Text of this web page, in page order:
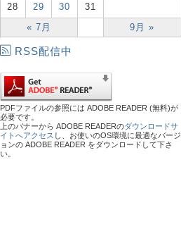
« 7月 9月 »
28 29 30 31
RSS配信中
PDFファイルの参照には ADOBE READER (無料)が
必要です。
上のバナーから ADOBE READERのダウンロードサ
イトへアクセス し、お使いのOS環境に最適なバージ
ョンの ADOBE READER をダウンロードして下さ
い。